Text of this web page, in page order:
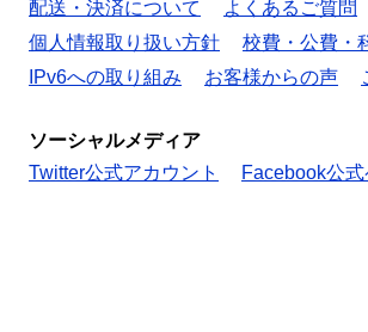
配送・決済について よくあるご質問
個人情報取り扱い方針
校費・公費・
IPv6への取り組み
お客様からの声
ソーシャルメディア
Twitter公式アカウント
Facebook公